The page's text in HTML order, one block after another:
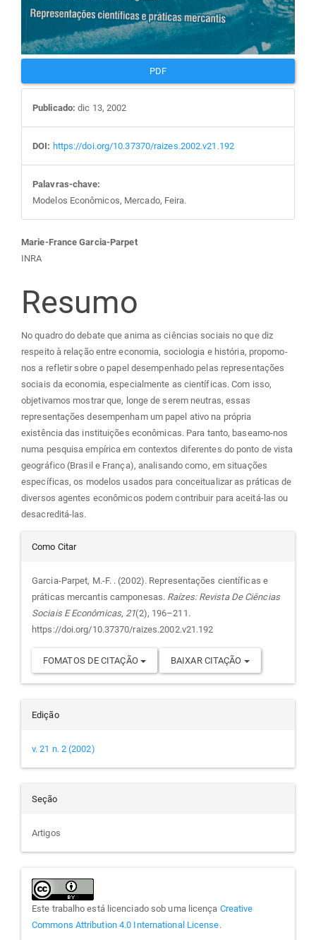
PDF
Publicado: dic 13, 2002
DOI: https://doi.org/10.37370/raizes.2002.v21.192
Palavras-chave:
Modelos Econômicos, Mercado, Feira.
Conteúdo
do
artigo
principal
Marie-France Garcia-Parpet
INRA
Resumo
No quadro do debate que anima as ciências sociais no que diz
respeito à relação entre economia, sociologia e história, propomo-
nos a refletir sobre o papel desempenhado pelas representações
sociais da economia, especialmente as científicas. Com isso,
objetivamos mostrar que, longe de serem neutras, essas
representações desempenham um papel ativo na própria
existência das instituições econômicas. Para tanto, baseamo-nos
numa pesquisa empírica em contextos diferentes do ponto de vista
geográfico (Brasil e França), analisando como, em situações
específicas, os modelos usados para conceitualizar as práticas de
diversos agentes econômicos podem contribuir para aceitá-las ou
desacreditá-las.
Detalhes
do
artigo
Como Citar
Garcia-Parpet, M.-F. . (2002). Representações científicas e
práticas mercantis camponesas. Raízes: Revista De Ciências
Sociais E Econômicas, 21(2), 196–211.
https://doi.org/10.37370/raizes.2002.v21.192
FOMATOS DE CITAÇÃO BAIXAR CITAÇÃO
Edição
v. 21 n. 2 (2002)
Seção
Artigos
Este trabalho está licenciado sob uma licença Creative
Commons Attribution 4.0 International License.